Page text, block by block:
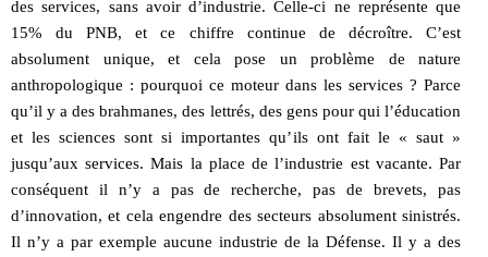
des services, sans avoir d’industrie. Celle-ci ne représente que
15% du PNB, et ce chiffre continue de décroître. C’est
absolument unique, et cela pose un problème de nature
anthropologique : pourquoi ce moteur dans les services ? Parce
qu’il y a des brahmanes, des lettrés, des gens pour qui l’éducation
et les sciences sont si importantes qu’ils ont fait le « saut »
jusqu’aux services. Mais la place de l’industrie est vacante. Par
conséquent il n’y a pas de recherche, pas de brevets, pas
d’innovation, et cela engendre des secteurs absolument sinistrés.
Il n’y a par exemple aucune industrie de la Défense. Il y a des